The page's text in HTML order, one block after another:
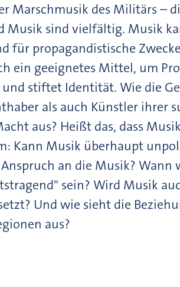
Marschmusik des Militärs –
Musik sind vielfältig. Musik
für propagandistische
ein geeignetes Mittel, um
stiftet Identität. Wie die
als auch Künstler ihrer
aus? Heißt das, dass
Kann Musik überhaupt
an die Musik? Wann
sein? Wird Musik
Und wie sieht die
aus?